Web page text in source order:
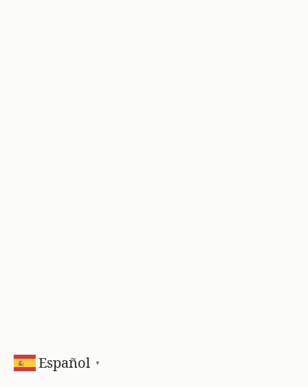
Español ▼